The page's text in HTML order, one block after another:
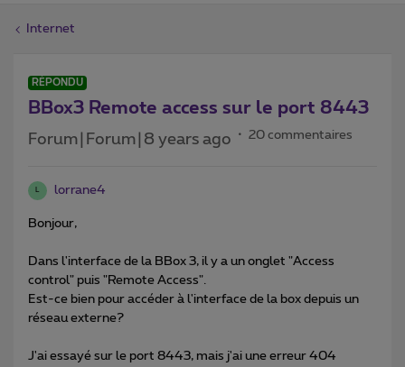
Internet
RÉPONDU
BBox3 Remote access sur le port 8443
Forum|Forum|8 years ago 20 commentaires
L lorrane4
Bonjour,
Dans l'interface de la BBox 3, il y a un onglet "Access
control" puis "Remote Access".
Est-ce bien pour accéder à l'interface de la box depuis un
réseau externe?
J'ai essayé sur le port 8443, mais j'ai une erreur 404